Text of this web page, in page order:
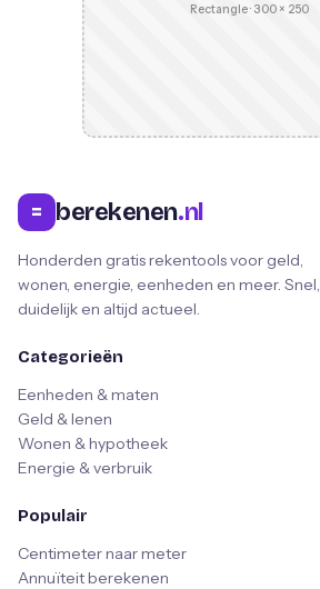
Rectangle · 300 × 250
= berekenen.nl
Honderden gratis rekentools voor geld,
wonen, energie, eenheden en meer. Snel,
duidelijk en altijd actueel.
Categorieën
Eenheden & maten
Geld & lenen
Wonen & hypotheek
Energie & verbruik
Populair
Centimeter naar meter
Annuïteit berekenen